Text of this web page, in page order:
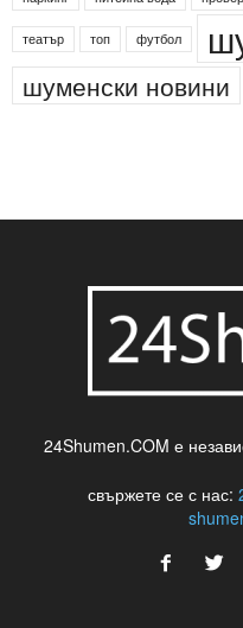
театър топ футбол
шуменски новини
24Shumen.COM е
свържете се с нас: